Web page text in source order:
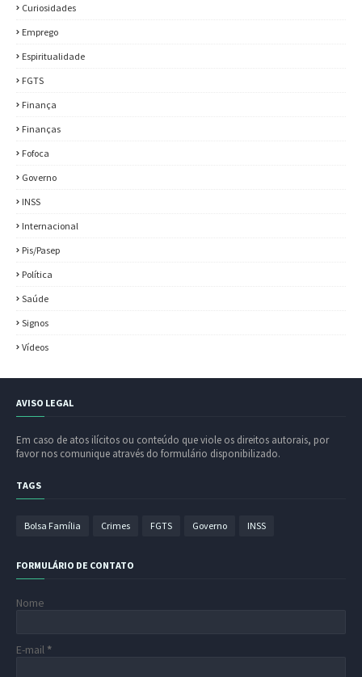
Curiosidades
Emprego
Espiritualidade
FGTS
Finança
Finanças
Fofoca
Governo
INSS
Internacional
Pis/Pasep
Política
Saúde
Signos
Vídeos
AVISO LEGAL
Em caso de atos ilícitos ou conteúdo que viole os direitos autorais, por
favor nos comunique através do formulário disponibilizado.
TAGS
Bolsa Família Crimes FGTS Governo INSS
FORMULÁRIO DE CONTATO
Nome
E-mail *